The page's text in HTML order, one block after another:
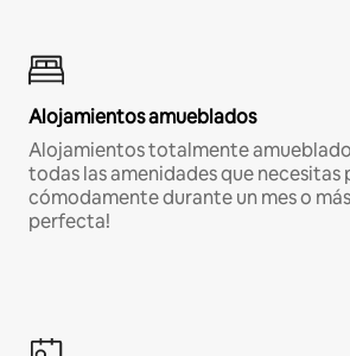
Alojamientos amueblados
Alojamientos totalmente
todas las amenidades que necesitas
cómodamente durante un mes o
perfecta!